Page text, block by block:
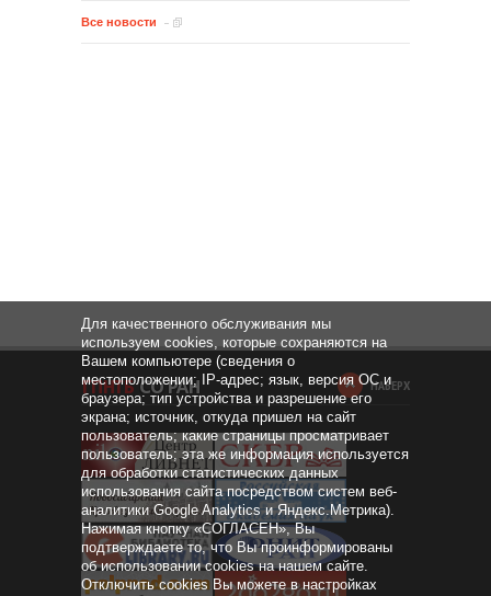
Все новости
НАВЕРХ
Для качественного обслуживания мы
используем cookies, которые сохраняются на
Вашем компьютере (сведения о
местоположении; IP-адрес; язык, версия ОС и
браузера; тип устройства и разрешение его
экрана; источник, откуда пришел на сайт
пользователь; какие страницы просматривает
пользователь; эта же информация используется
для обработки статистических данных
использования сайта посредством систем веб-
аналитики Google Analytics и Яндекс.Метрика).
Нажимая кнопку «СОГЛАСЕН», Вы
подтверждаете то, что Вы проинформированы
об использовании cookies на нашем сайте.
Отключить cookies Вы можете в настройках